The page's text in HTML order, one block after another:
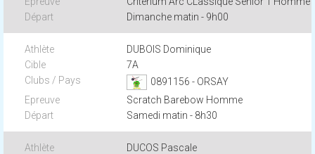
Dimanche matin - 9h00
DUBOIS Dominique
7A
0891156 - ORSAY
Scratch Barebow Homme
Samedi matin - 8h30
DUCOS Pascale